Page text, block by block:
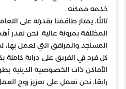
خدمة ممكنة.
ثالثًا، يمتاز طاقمنا بقدرته على
المختلفة بمرونة عالية. نحن نقدر
المساجد والمرافق التي نعمل
كل فرد في الفريق على دراية كاملة
الأماكن ذات الخصوصية الدينية
رابعًا، نحن نعمل على تعزيز روح